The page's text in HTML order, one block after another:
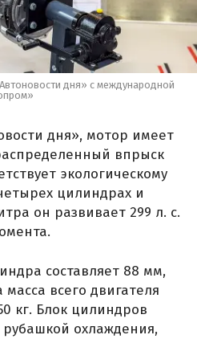
дня» с международной
дня», мотор имеет
впрыск
экологическому
цилиндрах и
он развивает 299 л. с.
составляет 88 мм,
всего двигателя
кг. Блок цилиндров
охлаждения,